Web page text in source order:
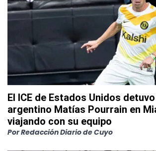
El ICE de Estados Unidos
argentino Matías Pourrain en
viajando con su equipo
PorRedacción Diario de Cuyo